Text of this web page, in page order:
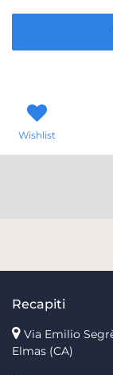
Wishlist
Recapiti
Via Emilio
Elmas (CA)